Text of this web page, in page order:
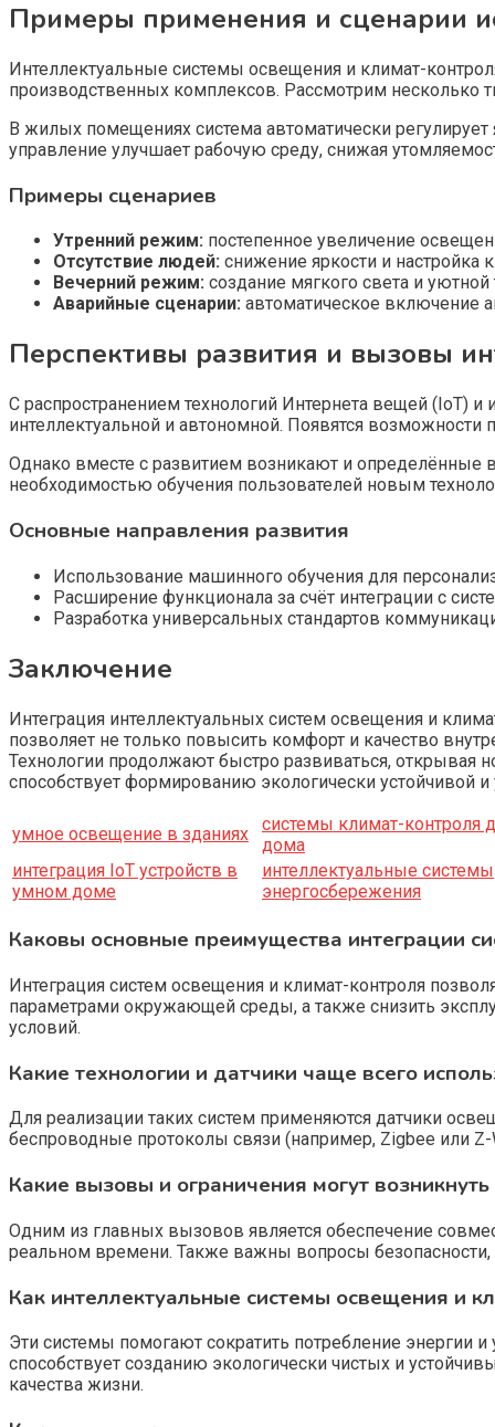
Примеры применения и сценарии
Интеллектуальные системы освещения и климат-
производственных комплексов. Рассмотрим несколько
В жилых помещениях система автоматически
управление улучшает рабочую среду, снижая
Примеры сценариев
Утренний режим: постепенное увеличение
Отсутствие людей: снижение яркости и
Вечерний режим: создание мягкого света и
Аварийные сценарии: автоматическое включение
Перспективы развития и вызовы
С распространением технологий Интернета вещей (IoT) и
интеллектуальной и автономной. Появятся
Однако вместе с развитием возникают и определённые
необходимостью обучения пользователей новым
Основные направления развития
Использование машинного обучения для
Расширение функционала за счёт интеграции с
Разработка универсальных стандартов
Заключение
Интеграция интеллектуальных систем освещения и
позволяет не только повысить комфорт и качество
Технологии продолжают быстро развиваться,
способствует формированию экологически устойчивой
умное освещение в зданиях
системы климат-контроля
дома
интеграция IoT устройств в
умном доме
интеллектуальные системы
энергосбережения
Каковы основные преимущества интеграции
Интеграция систем освещения и климат-контроля
параметрами окружающей среды, а также снизить
условий.
Какие технологии и датчики чаще всего
Для реализации таких систем применяются датчики
беспроводные протоколы связи (например, Zigbee или
Какие вызовы и ограничения могут
Одним из главных вызовов является обеспечение
реальном времени. Также важны вопросы
Как интеллектуальные системы освещения и
Эти системы помогают сократить потребление энергии
способствует созданию экологически чистых и
качества жизни.